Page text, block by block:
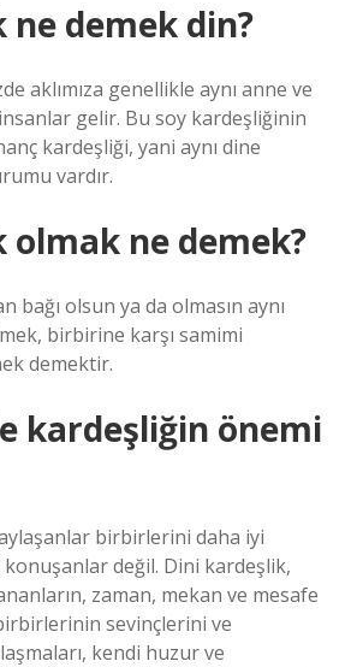
ne demek din?
aklımıza genellikle aynı anne ve
gelir. Bu soy kardeşliğinin
kardeşliği, yani aynı dine
vardır.
olmak ne demek?
bağı olsun ya da olmasın aynı
birbirine karşı samimi
demektir.
kardeşliğin önemi
birbirlerini daha iyi
konuşanlar değil. Dini kardeşlik,
zaman, mekan ve mesafe
sevinçlerini ve
kendi huzur ve